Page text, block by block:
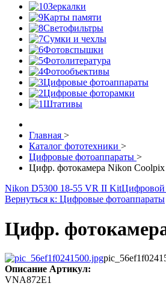
Зеркалки
Карты памяти
Светофильтры
Сумки и чехлы
Фотовспышки
Фотолитература
Фотообъективы
Цифровые фотоаппараты
Цифровые фоторамки
Штативы
Главная >
Каталог фототехники >
Цифровые фотоаппараты >
Цифр. фотокамера Nikon Coolpix
Nikon D5300 18-55 VR II KitЦифровой
Вернуться к: Цифровые фотоаппараты
Цифр.
Описание Артикул:
VNA872E1